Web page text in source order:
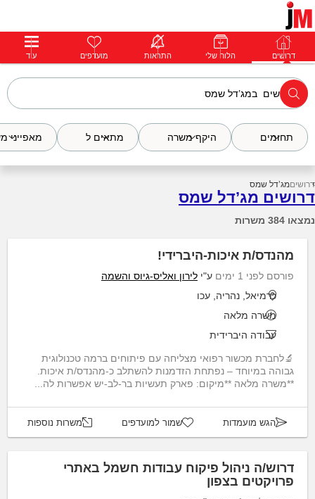
דרושים פרופילים הודעות פרימיום דרושים הלוח שלי התראות מועדפים עוד
תחומים היקף משרה מתאים ל מאפייני
דרושיםמג’דל שמס
דרושים מג’דל שמס
נמצאו 384 משרות
מהנדס/ת איכות-היברידי!
פורסם לפני 1 ימים ע"י לירון ואליס-גיוס והשמה
כרמיאל, נהריה, עכו
משרה מלאה
עבודה היברידית
🔬לחברת מכשור רפואי מצליחה עם פיתוחים ברמה טכנולוגית
גבוהה במיוחד – נפתחת הזדמנות להשתלב כ-מהנדס/ת איכות.
**משרה מלאה **מיקום: פארק תעשיות בר-לב-יש אפשרות לה...
הגש מועמדות שמור למועדפים משרות נוספות
דרוש/ה ניהול פיקוח עבודות חשמל באתרי
פרויקטים בצפון